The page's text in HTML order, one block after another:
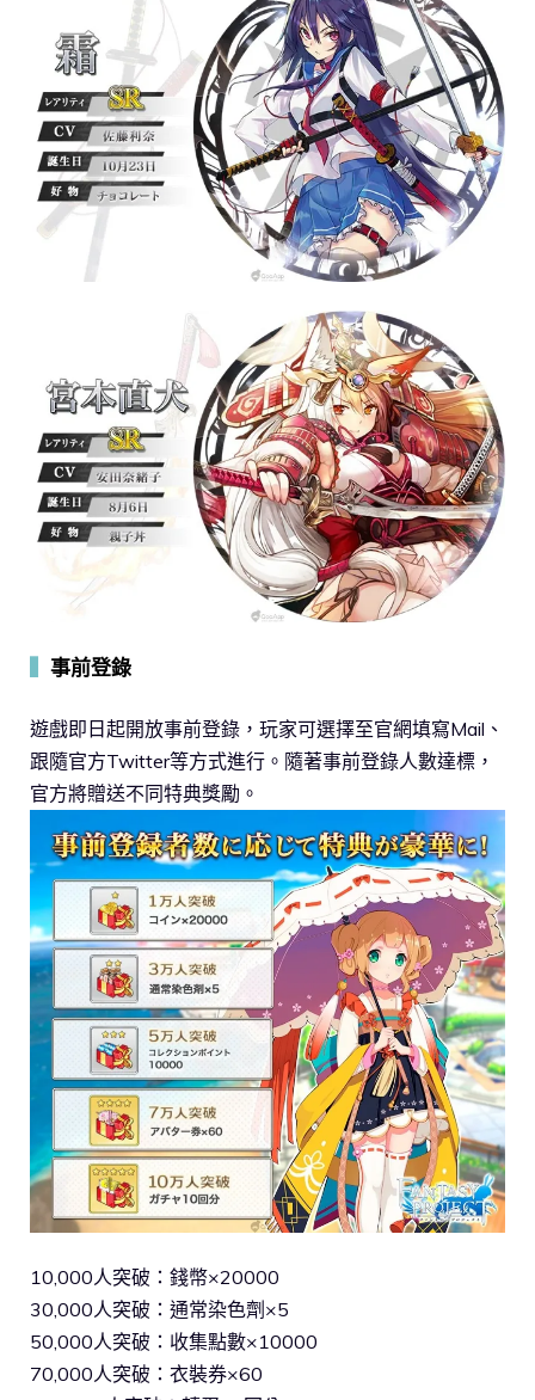
事前登錄
遊戲即日起開放事前登錄，玩家可選擇至官網填寫Mail、
跟隨官方Twitter等方式進行。隨著事前登錄人數達標，
官方將贈送不同特典獎勵。
10,000人突破：錢幣×20000
30,000人突破：通常染色劑×5
50,000人突破：收集點數×10000
70,000人突破：衣裝券×60